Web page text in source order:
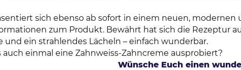
sich ebenso ab sofort in einem neuen,
zum Produkt. Bewährt hat sich die Rezeptur
und ein strahlendes Lächeln – einfach wunderbar.
einmal eine Zahnweiss-Zahncreme ausprobiert?
Wünsche Euch einen